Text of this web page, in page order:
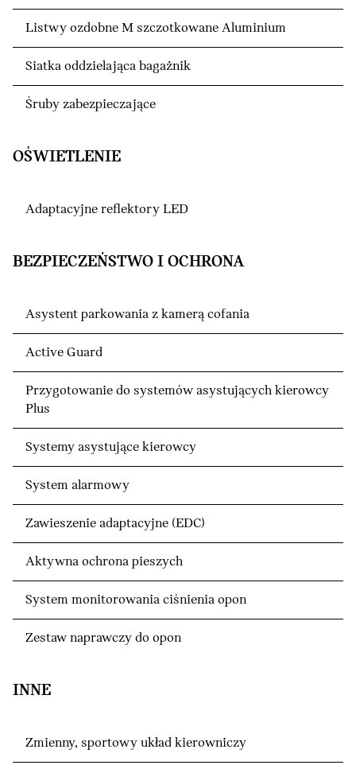
Listwy ozdobne M szczotkowane Aluminium
Siatka oddzielająca bagażnik
Śruby zabezpieczające
OŚWIETLENIE
Adaptacyjne reflektory LED
BEZPIECZEŃSTWO I OCHRONA
Asystent parkowania z kamerą cofania
Active Guard
Przygotowanie do systemów asystujących kierowcy
Plus
Systemy asystujące kierowcy
System alarmowy
Zawieszenie adaptacyjne (EDC)
Aktywna ochrona pieszych
System monitorowania ciśnienia opon
Zestaw naprawczy do opon
INNE
Zmienny, sportowy układ kierowniczy